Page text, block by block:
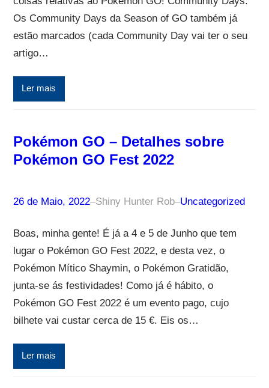
Os Community Days da Season of GO também já
estão marcados (cada Community Day vai ter o seu
artigo…
Ler mais
Pokémon GO – Detalhes sobre
Pokémon GO Fest 2022
26 de Maio, 2022–Shiny Hunter Rob–Uncategorized
Boas, minha gente! É já a 4 e 5 de Junho que tem
lugar o Pokémon GO Fest 2022, e desta vez, o
Pokémon Mítico Shaymin, o Pokémon Gratidão,
junta-se ás festividades! Como já é hábito, o
Pokémon GO Fest 2022 é um evento pago, cujo
bilhete vai custar cerca de 15 €. Eis os…
Ler mais